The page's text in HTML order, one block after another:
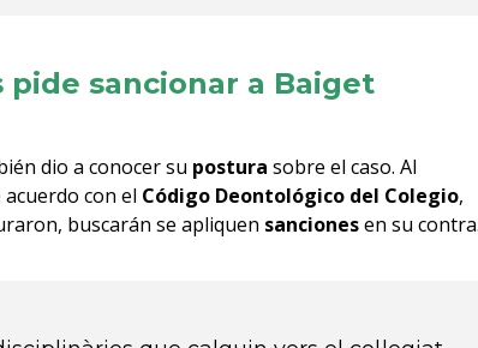
sancionar a Baiget
dio a conocer su postura sobre el caso. Al
con el Código Deontológico del Colegio,
buscarán se apliquen sancionesen su